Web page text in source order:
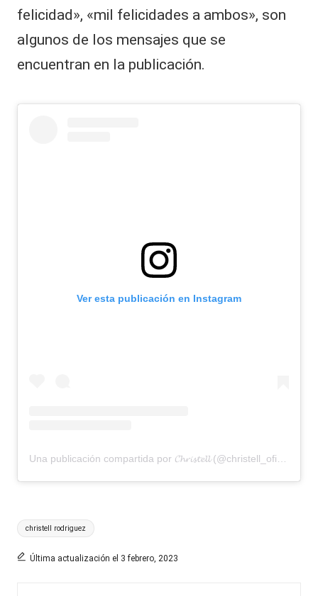
felicidad», «mil felicidades a ambos», son
algunos de los mensajes que se
encuentran en la publicación.
Ver esta publicación en Instagram
Etiquetas:
christell rodriguez
Última actualización el 3 febrero, 2023